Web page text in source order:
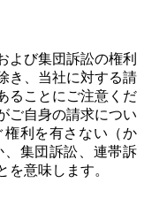
よび集団訴訟の権利
き、当社に対する請
ることにご注意くだ
ご自身の請求につい
利を有さない（か
集団訴訟、連帯訴
意味します。